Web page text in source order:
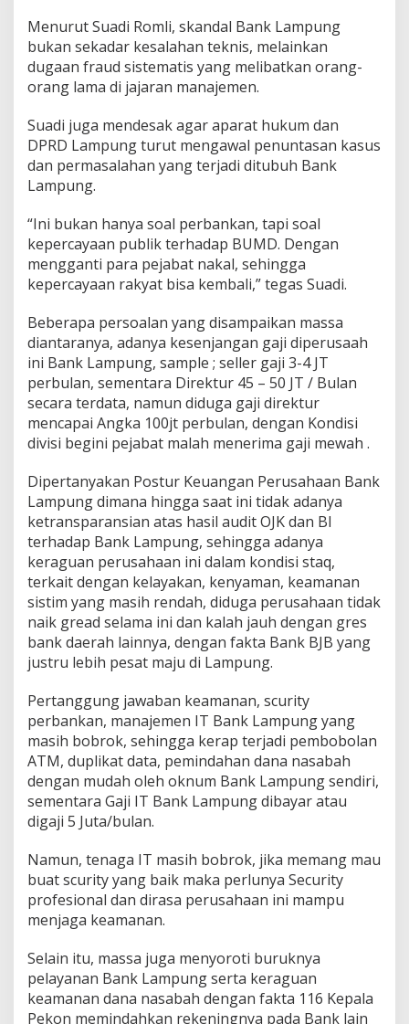
Menurut Suadi Romli, skandal Bank Lampung
bukan sekadar kesalahan teknis, melainkan
dugaan fraud sistematis yang melibatkan orang-
orang lama di jajaran manajemen.
Suadi juga mendesak agar aparat hukum dan
DPRD Lampung turut mengawal penuntasan kasus
dan permasalahan yang terjadi ditubuh Bank
Lampung.
“Ini bukan hanya soal perbankan, tapi soal
kepercayaan publik terhadap BUMD. Dengan
mengganti para pejabat nakal, sehingga
kepercayaan rakyat bisa kembali,” tegas Suadi.
Beberapa persoalan yang disampaikan massa
diantaranya, adanya kesenjangan gaji diperusaah
ini Bank Lampung, sample ; seller gaji 3-4 JT
perbulan, sementara Direktur 45 – 50 JT / Bulan
secara terdata, namun diduga gaji direktur
mencapai Angka 100jt perbulan, dengan Kondisi
divisi begini pejabat malah menerima gaji mewah .
Dipertanyakan Postur Keuangan Perusahaan Bank
Lampung dimana hingga saat ini tidak adanya
ketransparansian atas hasil audit OJK dan BI
terhadap Bank Lampung, sehingga adanya
keraguan perusahaan ini dalam kondisi staq,
terkait dengan kelayakan, kenyaman, keamanan
sistim yang masih rendah, diduga perusahaan tidak
naik gread selama ini dan kalah jauh dengan gres
bank daerah lainnya, dengan fakta Bank BJB yang
justru lebih pesat maju di Lampung.
Pertanggung jawaban keamanan, scurity
perbankan, manajemen IT Bank Lampung yang
masih bobrok, sehingga kerap terjadi pembobolan
ATM, duplikat data, pemindahan dana nasabah
dengan mudah oleh oknum Bank Lampung sendiri,
sementara Gaji IT Bank Lampung dibayar atau
digaji 5 Juta/bulan.
Namun, tenaga IT masih bobrok, jika memang mau
buat scurity yang baik maka perlunya Security
profesional dan dirasa perusahaan ini mampu
menjaga keamanan.
Selain itu, massa juga menyoroti buruknya
pelayanan Bank Lampung serta keraguan
keamanan dana nasabah dengan fakta 116 Kepala
Pekon memindahkan rekeningnya pada Bank lain